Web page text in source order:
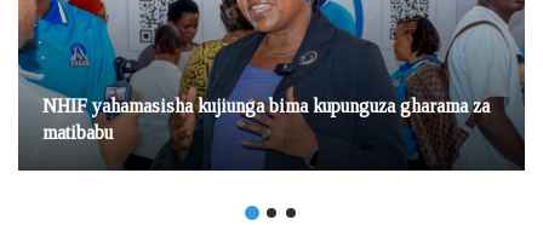
NHIF yahamasisha kujiunga bima kupunguza gharama za
matibabu